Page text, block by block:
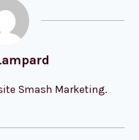
Smash Marketing.